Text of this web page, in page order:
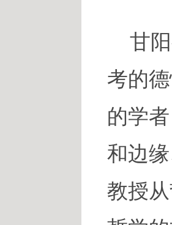
甘
考的
的学
和边
教授